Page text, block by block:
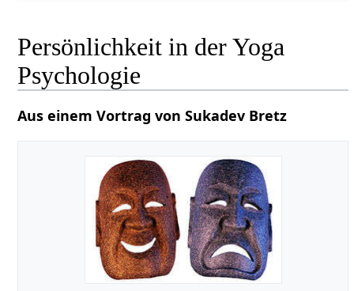
Persönlichkeit in der Yoga
Psychologie
Aus einem Vortrag von Sukadev Bretz